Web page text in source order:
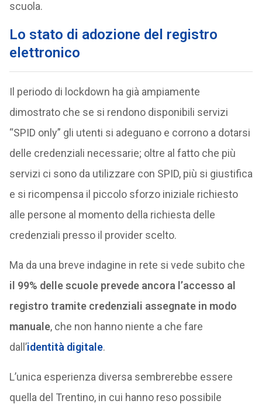
scuola.
Lo stato di adozione del registro
elettronico
Il periodo di lockdown ha già ampiamente
dimostrato che se si rendono disponibili servizi
“SPID only” gli utenti si adeguano e corrono a dotarsi
delle credenziali necessarie; oltre al fatto che più
servizi ci sono da utilizzare con SPID, più si giustifica
e si ricompensa il piccolo sforzo iniziale richiesto
alle persone al momento della richiesta delle
credenziali presso il provider scelto.
Ma da una breve indagine in rete si vede subito che
il 99% delle scuole prevede ancora l’accesso al
registro tramite credenziali assegnate in modo
manuale, che non hanno niente a che fare
dall’identità digitale.
L’unica esperienza diversa sembrerebbe essere
quella del Trentino, in cui hanno reso possibile